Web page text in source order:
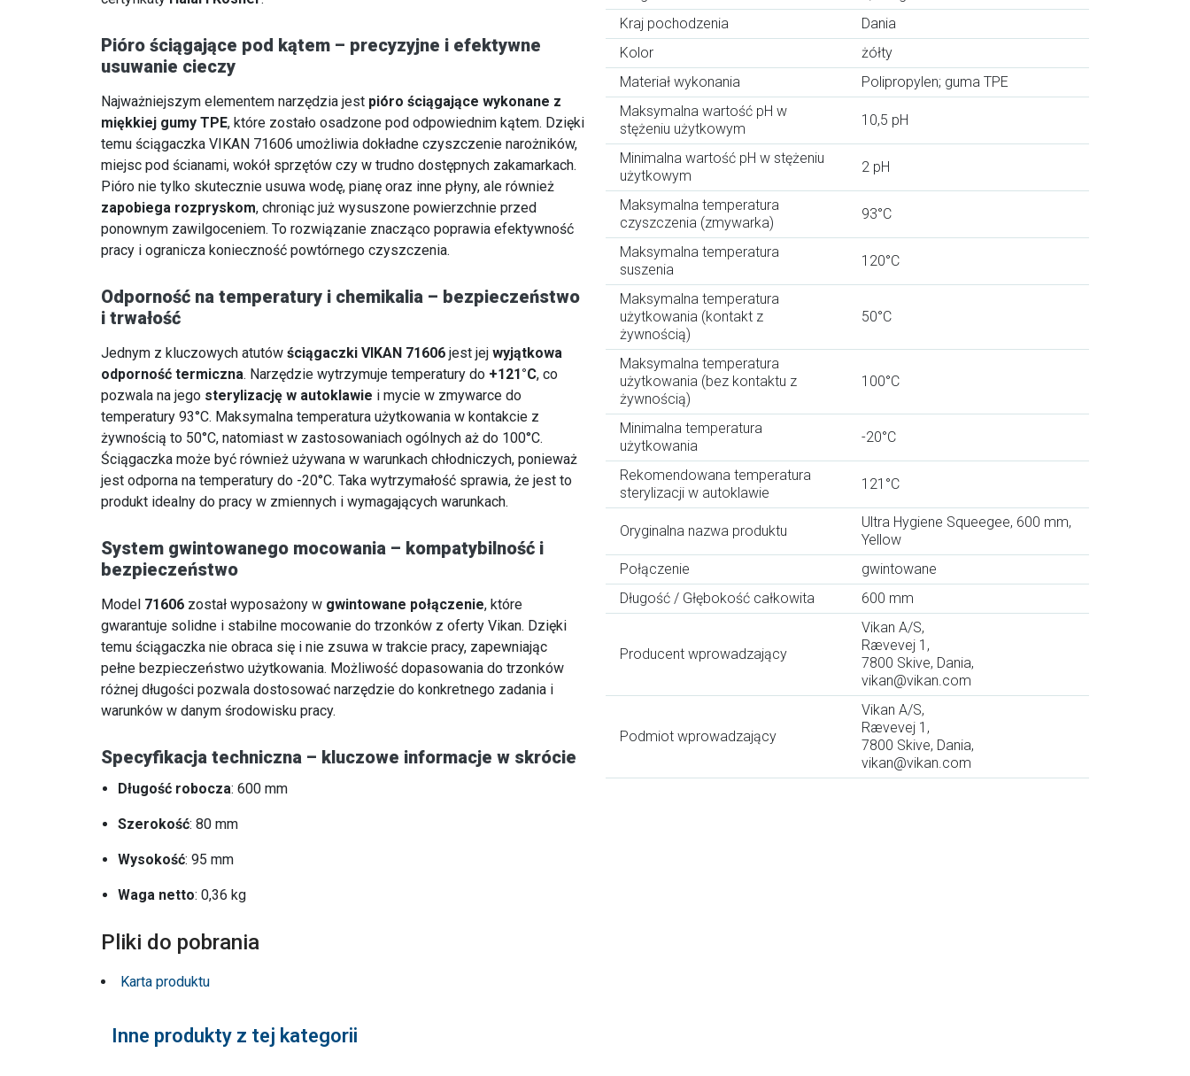
Pióro ściągające pod kątem – precyzyjne i efektywne
usuwanie cieczy
Najważniejszym elementem narzędzia jest pióro ściągające wykonane z
miękkiej gumy TPE, które zostało osadzone pod odpowiednim kątem. Dzięki
temu ściągaczka VIKAN 71606 umożliwia dokładne czyszczenie narożników,
miejsc pod ścianami, wokół sprzętów czy w trudno dostępnych zakamarkach.
Pióro nie tylko skutecznie usuwa wodę, pianę oraz inne płyny, ale również
zapobiega rozpryskom, chroniąc już wysuszone powierzchnie przed
ponownym zawilgoceniem. To rozwiązanie znacząco poprawia efektywność
pracy i ogranicza konieczność powtórnego czyszczenia.
Odporność na temperatury i chemikalia – bezpieczeństwo
i trwałość
Jednym z kluczowych atutów ściągaczki VIKAN 71606 jest jej wyjątkowa
odporność termiczna. Narzędzie wytrzymuje temperatury do +121°C, co
pozwala na jego sterylizację w autoklawie i mycie w zmywarce do
temperatury 93°C. Maksymalna temperatura użytkowania w kontakcie z
żywnością to 50°C, natomiast w zastosowaniach ogólnych aż do 100°C.
Ściągaczka może być również używana w warunkach chłodniczych, ponieważ
jest odporna na temperatury do -20°C. Taka wytrzymałość sprawia, że jest to
produkt idealny do pracy w zmiennych i wymagających warunkach.
System gwintowanego mocowania – kompatybilność i
bezpieczeństwo
Model 71606 został wyposażony w gwintowane połączenie, które
gwarantuje solidne i stabilne mocowanie do trzonków z oferty Vikan. Dzięki
temu ściągaczka nie obraca się i nie zsuwa w trakcie pracy, zapewniając
pełne bezpieczeństwo użytkowania. Możliwość dopasowania do trzonków
różnej długości pozwala dostosować narzędzie do konkretnego zadania i
warunków w danym środowisku pracy.
Specyfikacja techniczna – kluczowe informacje w skrócie
Długość robocza: 600 mm
Szerokość: 80 mm
Wysokość: 95 mm
Waga netto: 0,36 kg
Kraj pochodzenia
Dania
Kolor
żółty
Materiał wykonania
Polipropylen; guma TPE
Maksymalna wartość pH w
stężeniu użytkowym
10,5 pH
Minimalna wartość pH w stężeniu
użytkowym
2 pH
Maksymalna temperatura
czyszczenia (zmywarka)
93°C
Maksymalna temperatura
suszenia
120°C
Maksymalna temperatura
użytkowania (kontakt z
żywnością)
50°C
Maksymalna temperatura
użytkowania (bez kontaktu z
żywnością)
100°C
Minimalna temperatura
użytkowania
-20°C
Rekomendowana temperatura
sterylizacji w autoklawie
121°C
Oryginalna nazwa produktu
Ultra Hygiene Squeegee, 600 mm,
Yellow
Połączenie
gwintowane
Długość / Głębokość całkowita
600 mm
Producent wprowadzający
Vikan A/S,
Rævevej 1,
7800 Skive, Dania,
vikan@vikan.com
Podmiot wprowadzający
Vikan A/S,
Rævevej 1,
7800 Skive, Dania,
vikan@vikan.com
Pliki do pobrania
Karta produktu
Inne produkty z tej kategorii